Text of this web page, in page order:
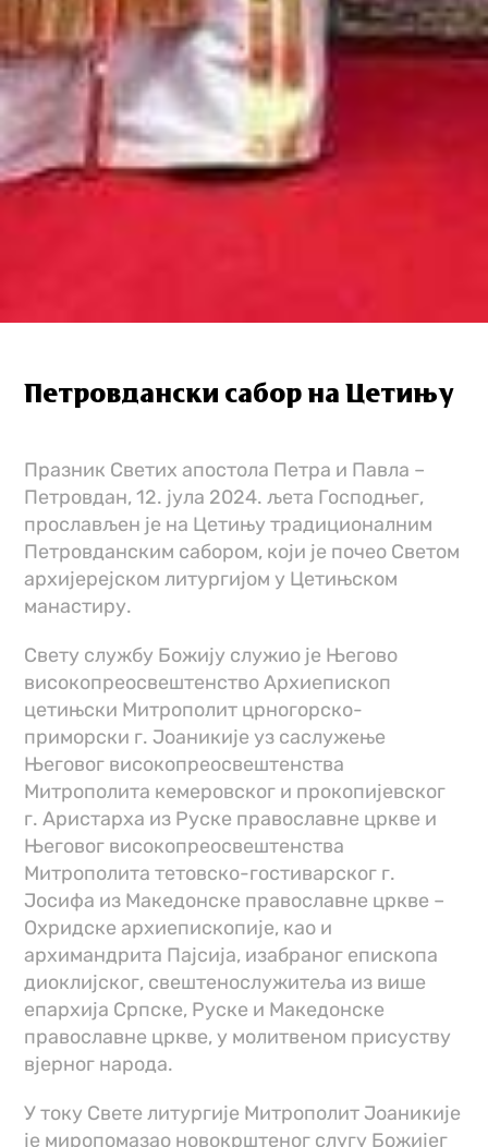
Петровдански сабор на Цетињу
Празник Светих апостола Петра и Павла –
Петровдан, 12. јула 2024. љета Господњег,
прослављен је на Цетињу традиционалним
Петровданским сабором, који је почео Светом
архијерејском литургијом у Цетињском
манастиру.
Свету службу Божију служио је Његово
високопреосвештенство Архиепископ
цетињски Митрополит црногорско-
приморски г. Јоаникије уз саслужење
Његовог високопреосвештенства
Митрополита кемеровског и прокопијевског
г. Аристарха из Руске православне цркве и
Његовог високопреосвештенства
Митрополита тетовско-гостиварског г.
Јосифа из Македонске православне цркве –
Охридске архиепископије, као и
архимандрита Пајсија, изабраног епископа
диоклијског, свештенослужитеља из више
епархија Српске, Руске и Македонске
православне цркве, у молитвеном присуству
вјерног народа.
У току Свете литургије Митрополит Јоаникије
је миропомазао новокрштеног слугу Божијег